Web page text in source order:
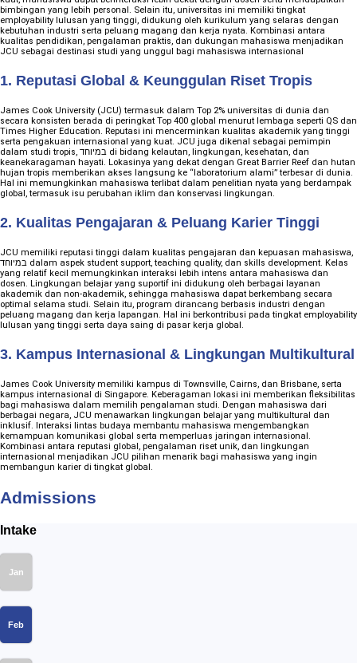
bimbingan yang lebih personal. Selain itu, universitas ini memiliki tingkat
employability lulusan yang tinggi, didukung oleh kurikulum yang selaras dengan
kebutuhan industri serta peluang magang dan kerja nyata. Kombinasi antara
kualitas pendidikan, pengalaman praktis, dan dukungan mahasiswa menjadikan
JCU sebagai destinasi studi yang unggul bagi mahasiswa internasional
1. Reputasi Global & Keunggulan Riset Tropis
James Cook University (JCU) termasuk dalam Top 2% universitas di dunia dan
secara konsisten berada di peringkat Top 400 global menurut lembaga seperti QS dan
Times Higher Education. Reputasi ini mencerminkan kualitas akademik yang tinggi
serta pengakuan internasional yang kuat. JCU juga dikenal sebagai pemimpin
dalam studi tropis, במיוחד di bidang kelautan, lingkungan, kesehatan, dan
keanekaragaman hayati. Lokasinya yang dekat dengan Great Barrier Reef dan hutan
hujan tropis memberikan akses langsung ke “laboratorium alami” terbesar di dunia.
Hal ini memungkinkan mahasiswa terlibat dalam penelitian nyata yang berdampak
global, termasuk isu perubahan iklim dan konservasi lingkungan.
2. Kualitas Pengajaran & Peluang Karier Tinggi
JCU memiliki reputasi tinggi dalam kualitas pengajaran dan kepuasan mahasiswa,
במיוחד dalam aspek student support, teaching quality, dan skills development. Kelas
yang relatif kecil memungkinkan interaksi lebih intens antara mahasiswa dan
dosen. Lingkungan belajar yang suportif ini didukung oleh berbagai layanan
akademik dan non-akademik, sehingga mahasiswa dapat berkembang secara
optimal selama studi. Selain itu, program dirancang berbasis industri dengan
peluang magang dan kerja lapangan. Hal ini berkontribusi pada tingkat employability
lulusan yang tinggi serta daya saing di pasar kerja global.
3. Kampus Internasional & Lingkungan Multikultural
James Cook University memiliki kampus di Townsville, Cairns, dan Brisbane, serta
kampus internasional di Singapore. Keberagaman lokasi ini memberikan fleksibilitas
bagi mahasiswa dalam memilih pengalaman studi. Dengan mahasiswa dari
berbagai negara, JCU menawarkan lingkungan belajar yang multikultural dan
inklusif. Interaksi lintas budaya membantu mahasiswa mengembangkan
kemampuan komunikasi global serta memperluas jaringan internasional.
Kombinasi antara reputasi global, pengalaman riset unik, dan lingkungan
internasional menjadikan JCU pilihan menarik bagi mahasiswa yang ingin
membangun karier di tingkat global.
Admissions
Intake
Jan
Feb